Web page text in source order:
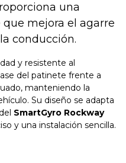
una
mejora el agarre
conducción.
y resistente al
del patinete frente a
manteniendo la
Su diseño se adapta
SmartGyro Rockway
y una instalación sencilla.